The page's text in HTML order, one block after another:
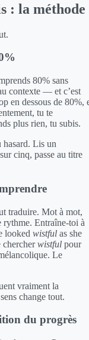
: la méthode
80% sans
contexte — et c’est
en dessous de 80%,
tu te
plus rien, tu subis.
hasard. Lis un
cinq, passe au titre
traduire. Mot à mot,
rythme. Entraîne-toi à
looked wistful as she
chercherwistful pour
Le
vraiment la
change tout.
du progrès